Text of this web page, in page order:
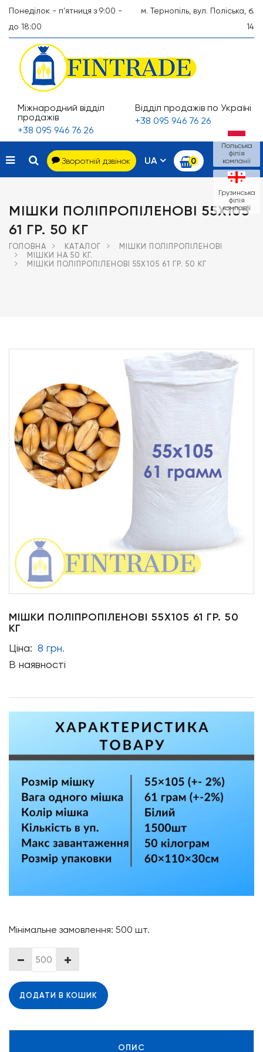
Польська
філія
компанії
Грузинська
філія
компанії
Понеділок - п'ятниця з 9:00 -
до 18:00
м. Тернопіль, вул. Поліська, б.
14
Міжнародний відділ
продажів
+38 095 946 76 26
Відділ продажів по Україні
+38 095 946 76 26
Зворотній дзвінок UA 0
МІШКИ ПОЛІПРОПІЛЕНОВІ 55Х105
61 ГР. 50 КГ
ГОЛОВНА КАТАЛОГ
МІШКИ ПОЛІПРОПІЛЕНОВІ
МІШКИ НА 50 КГ.
МІШКИ ПОЛІПРОПІЛЕНОВІ 55Х105 61 ГР. 50 КГ
МІШКИ ПОЛІПРОПІЛЕНОВІ 55Х105 61 ГР. 50
КГ
Ціна: 8 грн.
В наявності
Мінімальне замовлення: 500 шт.
ДОДАТИ В КОШИК
ОПИС